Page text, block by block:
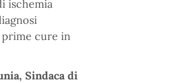
ischemia
cure in
Sindaca di